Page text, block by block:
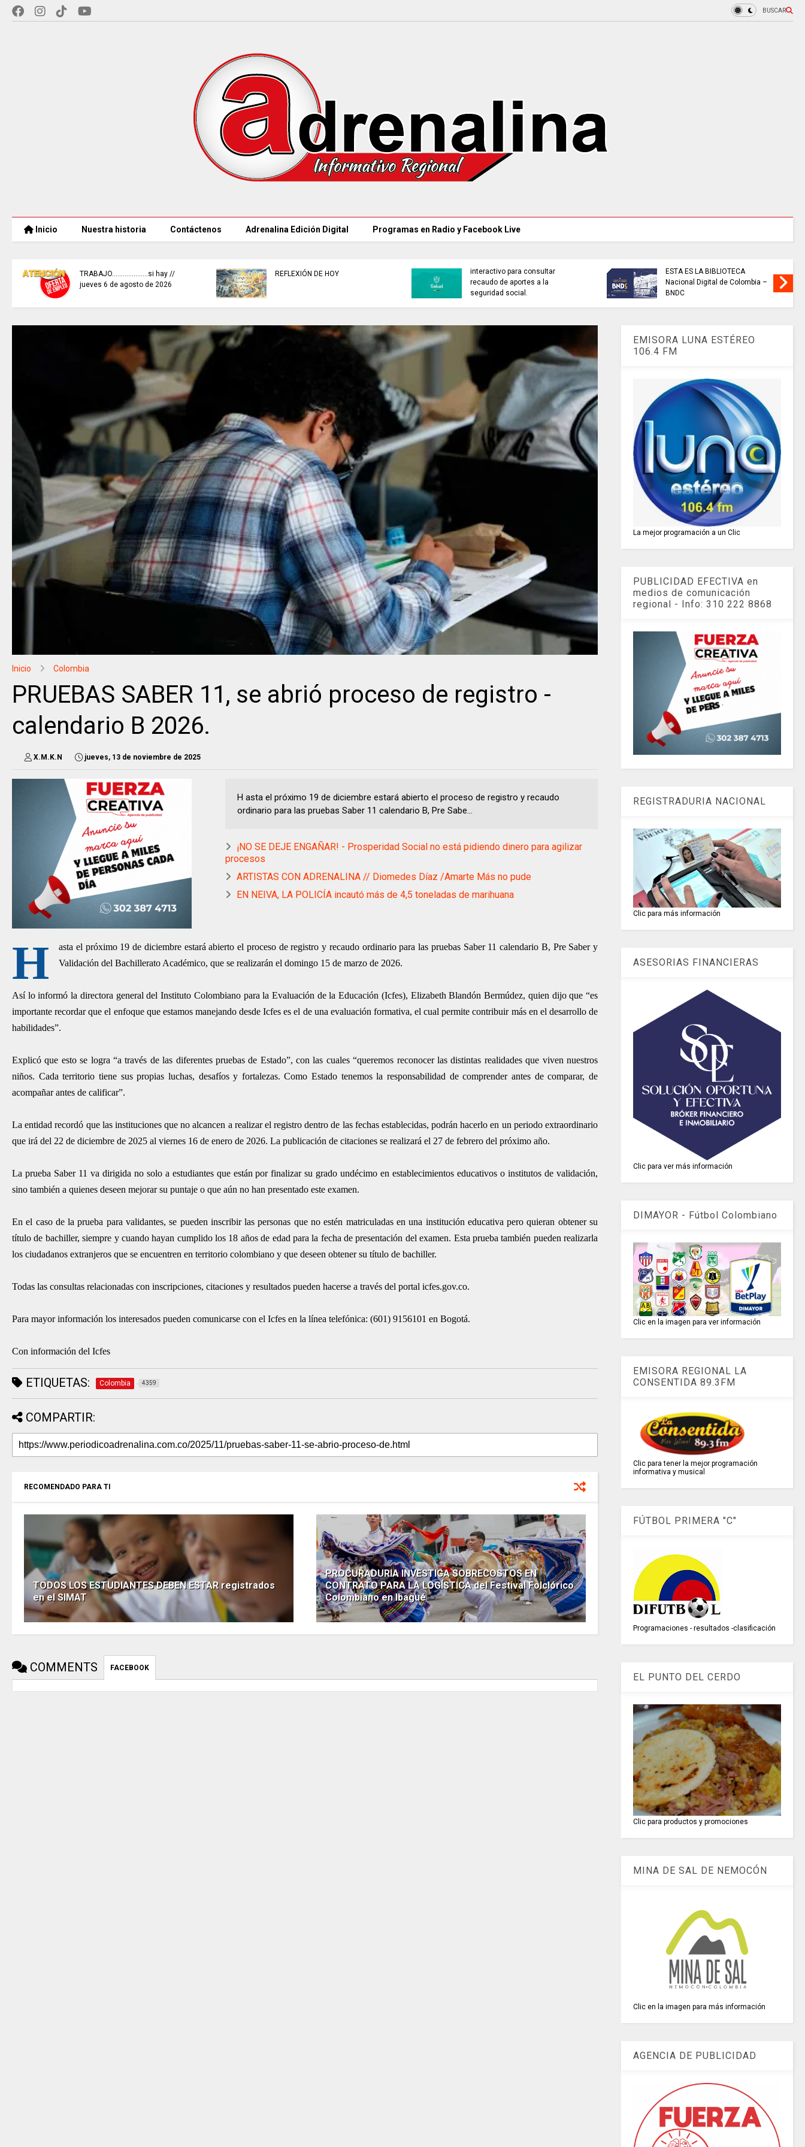
BUSCAR
Inicio Nuestra historia Contáctenos Adrenalina Edición Digital Programas en Radio y Facebook Live
TRABAJO....................si hay //
jueves 6 de agosto de 2026
REFLEXIÓN DE HOY
interactivo para consultar
recaudo de aportes a la
seguridad social.
ESTA ES LA BIBLIOTECA
Nacional Digital de Colombia –
BNDC
Inicio Colombia
PRUEBAS SABER 11, se abrió proceso de registro -
calendario B 2026.
X.M.K.N jueves, 13 de noviembre de 2025
H asta el próximo 19 de diciembre estará abierto el proceso de registro y recaudo
ordinario para las pruebas Saber 11 calendario B, Pre Sabe...
¡NO SE DEJE ENGAÑAR! - Prosperidad Social no está pidiendo dinero para agilizar
procesos
ARTISTAS CON ADRENALINA // Diomedes Díaz /Amarte Más no pude
EN NEIVA, LA POLICÍA incautó más de 4,5 toneladas de marihuana
H
asta el próximo 19 de diciembre estará abierto el proceso de registro y recaudo ordinario para las pruebas Saber 11 calendario B, Pre Saber y
Validación del Bachillerato Académico, que se realizarán el domingo 15 de marzo de 2026.
Así lo informó la directora general del Instituto Colombiano para la Evaluación de la Educación (Icfes), Elizabeth Blandón Bermúdez, quien dijo que “es
importante recordar que el enfoque que estamos manejando desde Icfes es el de una evaluación formativa, el cual permite contribuir más en el desarrollo de
habilidades”.
Explicó que esto se logra “a través de las diferentes pruebas de Estado”, con las cuales “queremos reconocer las distintas realidades que viven nuestros
niños. Cada territorio tiene sus propias luchas, desafíos y fortalezas. Como Estado tenemos la responsabilidad de comprender antes de comparar, de
acompañar antes de calificar”.
La entidad recordó que las instituciones que no alcancen a realizar el registro dentro de las fechas establecidas, podrán hacerlo en un periodo extraordinario
que irá del 22 de diciembre de 2025 al viernes 16 de enero de 2026. La publicación de citaciones se realizará el 27 de febrero del próximo año.
La prueba Saber 11 va dirigida no solo a estudiantes que están por finalizar su grado undécimo en establecimientos educativos o institutos de validación,
sino también a quienes deseen mejorar su puntaje o que aún no han presentado este examen.
En el caso de la prueba para validantes, se pueden inscribir las personas que no estén matriculadas en una institución educativa pero quieran obtener su
título de bachiller, siempre y cuando hayan cumplido los 18 años de edad para la fecha de presentación del examen. Esta prueba también pueden realizarla
los ciudadanos extranjeros que se encuentren en territorio colombiano y que deseen obtener su título de bachiller.
Todas las consultas relacionadas con inscripciones, citaciones y resultados pueden hacerse a través del portal icfes.gov.co.
Para mayor información los interesados pueden comunicarse con el Icfes en la línea telefónica: (601) 9156101 en Bogotá.
Con información del Icfes
ETIQUETAS: Colombia 4359
COMPARTIR:
RECOMENDADO PARA TI
TODOS LOS ESTUDIANTES DEBEN ESTAR registrados
en el SIMAT
PROCURADURIA INVESTIGA SOBRECOSTOS EN
CONTRATO PARA LA LOGÍSTICA del Festival Folclórico
Colombiano en Ibagué
COMMENTS FACEBOOK
EMISORA LUNA ESTÉREO
106.4 FM
La mejor programación a un Clic
PUBLICIDAD EFECTIVA en
medios de comunicación
regional - Info: 310 222 8868
REGISTRADURIA NACIONAL
Clic para más información
ASESORIAS FINANCIERAS
Clic para ver más información
DIMAYOR - Fútbol Colombiano
Clic en la imagen para ver información
EMISORA REGIONAL LA
CONSENTIDA 89.3FM
Clic para tener la mejor programación
informativa y musical
FÚTBOL PRIMERA "C"
Programaciones - resultados -clasificación
EL PUNTO DEL CERDO
Clic para productos y promociones
MINA DE SAL DE NEMOCÓN
Clic en la imagen para más información
AGENCIA DE PUBLICIDAD